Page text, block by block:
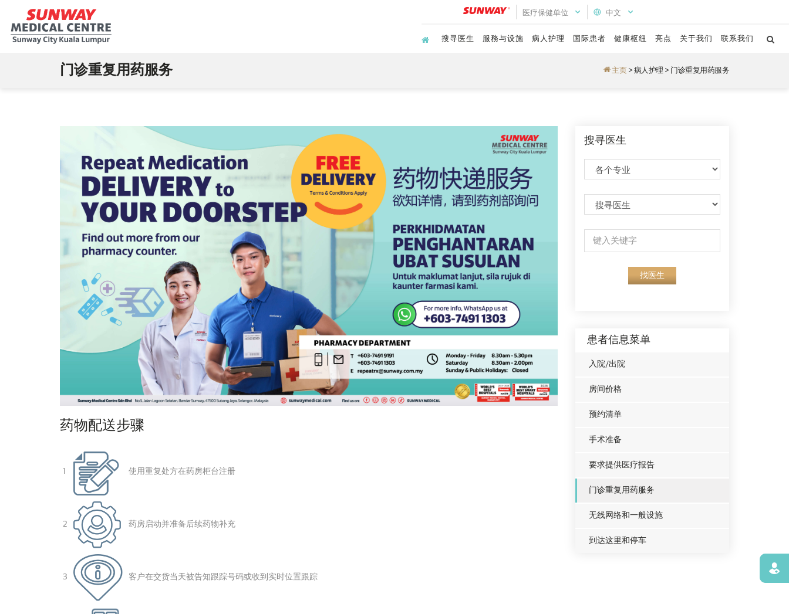
中文
医疗保健单位
搜寻医生 服務与设施 病人护理 国际患者 健康枢纽 亮点 关于我们 联系我们
门诊重复用药服务 主页 > 病人护理 > 门诊重复用药服务
药物配送步骤
1 使用重复处方在药房柜台注册
2 药房启动并准备后续药物补充
3 客户在交货当天被告知跟踪号码或收到实时位置跟踪
搜寻医生
找医生
患者信息菜单
入院/出院
房间价格
预约清单
手术准备
要求提供医疗报告
门诊重复用药服务
无线网络和一般设施
到达这里和停车
寻